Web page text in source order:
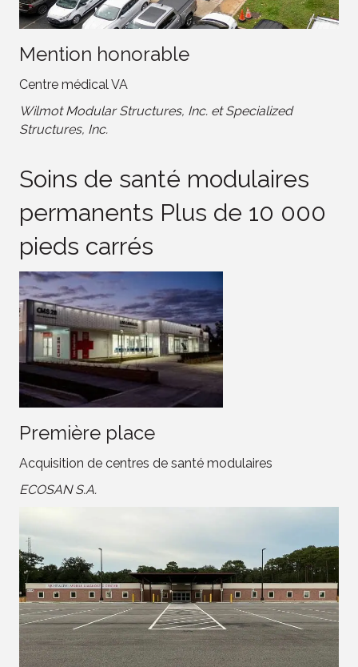
Mention honorable
Centre médical VA
Wilmot Modular Structures, Inc. et Specialized
Structures, Inc.
Soins de santé modulaires
permanents Plus de 10 000
pieds carrés
Première place
Acquisition de centres de santé modulaires
ECOSAN S.A.